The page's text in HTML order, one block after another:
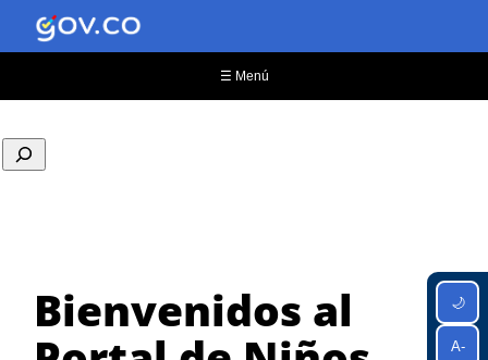
🌙
A-
contenido
☰ Menú
Bienvenidos al